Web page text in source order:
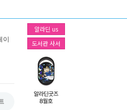
알라딘 us
도서관 사서
이